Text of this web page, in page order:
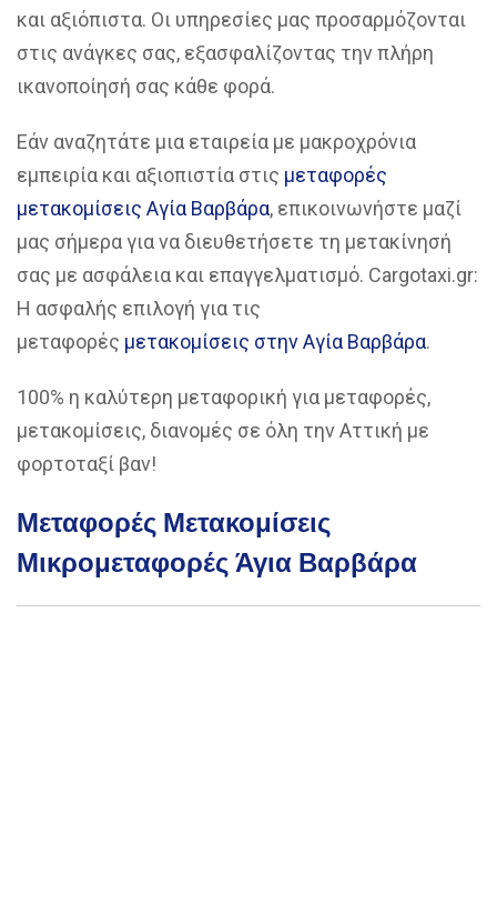
και αξιόπιστα. Οι υπηρεσίες μας προσαρμόζονται
στις ανάγκες σας, εξασφαλίζοντας την πλήρη
ικανοποίησή σας κάθε φορά.
Εάν αναζητάτε μια εταιρεία με μακροχρόνια
εμπειρία και αξιοπιστία στις μεταφορές
μετακομίσεις Αγία Βαρβάρα, επικοινωνήστε μαζί
μας σήμερα για να διευθετήσετε τη μετακίνησή
σας με ασφάλεια και επαγγελματισμό. Cargotaxi.gr:
Η ασφαλής επιλογή για τις
μεταφορές μετακομίσεις στην Αγία Βαρβάρα.
100% η καλύτερη μεταφορική για μεταφορές,
μετακομίσεις, διανομές σε όλη την Αττική με
φορτοταξί βαν!
Μεταφορές Μετακομίσεις
Μικρομεταφορές Άγια Βαρβάρα